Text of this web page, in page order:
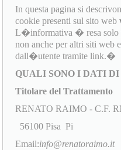
In questa pagina si
cookie presenti sul sito web
L�informativa � resa solo
non anche per altri siti web
dall�utente tramite link.�
QUALI SONO I DATI DI
Titolare del Trattamento
RENATO RAIMO - C.F.
56100 Pisa Pi
Email:info@renatoraimo.it